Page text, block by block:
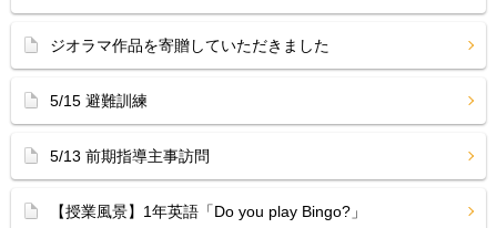
ジオラマ作品を寄贈していただきました
5/15 避難訓練
5/13 前期指導主事訪問
【授業風景】1年英語「Do you play Bingo?」